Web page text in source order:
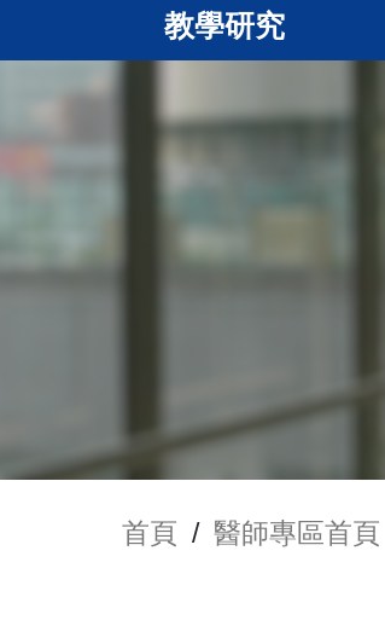
教學研究
首頁 / 醫師專區首頁